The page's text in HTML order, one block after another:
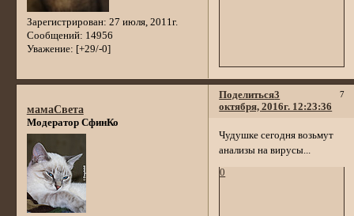
Зарегистрирован: 27 июля, 2011г.
Сообщений: 14956
Уважение: [+29/-0]
Поделиться 7
3
октября, 2016г. 12:23:36
мамаСвета
Модератор СфинКо
Чудушке сегодня возьмут
анализы на вирусы...
0